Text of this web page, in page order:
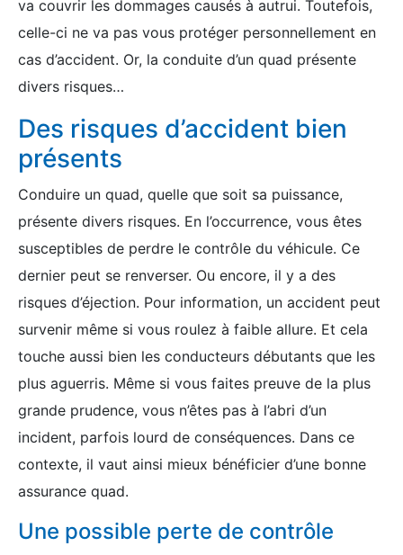
va couvrir les dommages causés à autrui. Toutefois,
celle-ci ne va pas vous protéger personnellement en
cas d’accident. Or, la conduite d’un quad présente
divers risques…
Des risques d’accident bien
présents
Conduire un quad, quelle que soit sa puissance,
présente divers risques. En l’occurrence, vous êtes
susceptibles de perdre le contrôle du véhicule. Ce
dernier peut se renverser. Ou encore, il y a des
risques d’éjection. Pour information, un accident peut
survenir même si vous roulez à faible allure. Et cela
touche aussi bien les conducteurs débutants que les
plus aguerris. Même si vous faites preuve de la plus
grande prudence, vous n’êtes pas à l’abri d’un
incident, parfois lourd de conséquences. Dans ce
contexte, il vaut ainsi mieux bénéficier d’une bonne
assurance quad.
Une possible perte de contrôle